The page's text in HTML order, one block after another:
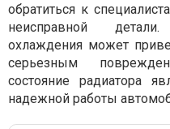
обратиться к
неисправной
охлаждения может
серьезным
состояние радиатора
надежной работы